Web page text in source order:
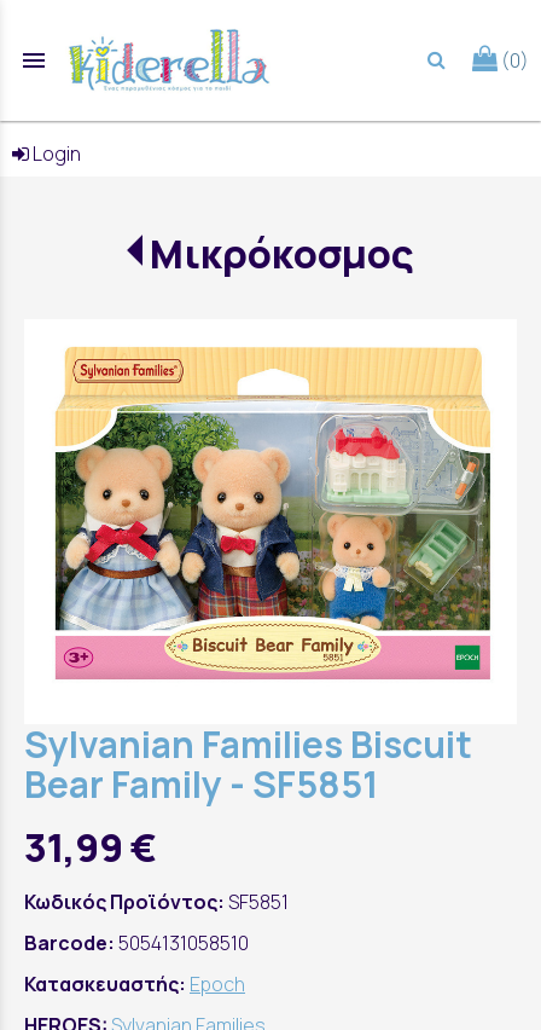
menu (0)
Login
Μικρόκοσμος
Sylvanian Families Biscuit
Bear Family - SF5851
31,99 €
Κωδικός Προϊόντος: SF5851
Barcode: 5054131058510
Κατασκευαστής: Epoch
HEROES:Sylvanian Families